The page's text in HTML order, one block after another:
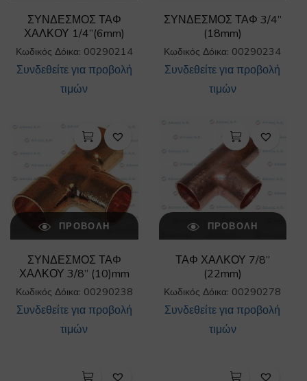
ΣΥΝΔΕΣΜΟΣ ΤΑΦ
ΧΑΛΚΟΥ 1/4”(6mm)
Κωδικός Δόικα: 00290214
Συνδεθείτε για προβολή
τιμών
ΣΥΝΔΕΣΜΟΣ ΤΑΦ 3/4”
(18mm)
Κωδικός Δόικα: 00290234
Συνδεθείτε για προβολή
τιμών
ΠΡΟΒΟΛΉ
ΣΥΝΔΕΣΜΟΣ ΤΑΦ
ΧΑΛΚΟΥ 3/8” (10)mm
Κωδικός Δόικα: 00290238
Συνδεθείτε για προβολή
τιμών
ΠΡΟΒΟΛΉ
ΤΑΦ ΧΑΛΚΟΥ 7/8”
(22mm)
Κωδικός Δόικα: 00290278
Συνδεθείτε για προβολή
τιμών